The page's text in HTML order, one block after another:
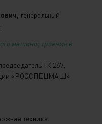
генеральный
машиностроения в
ТК 267,
«РОССПЕЦМАШ»
техника